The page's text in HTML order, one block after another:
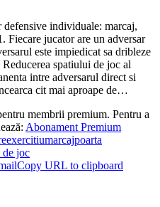
individuale: marcaj,
Fiecare jucator are un adversar
este impiedicat sa dribleze
spatiului de joc al
intre adversarul direct si
cit mai aproape de…
membrii premium. Pentru a
Abonament Premium
exercitiumarcajpoarta
de joc
Copy URL to clipboard